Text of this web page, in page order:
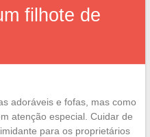
filhote de
adoráveis e fofas, mas como
atenção especial. Cuidar de
para os proprietários